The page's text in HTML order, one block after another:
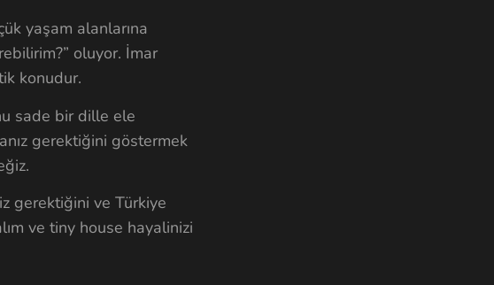
yaşam alanlarına
oluyor. İmar
konudur.
sade bir dille ele
gerektiğini göstermek
gerektiğini ve Türkiye
ve tiny house hayalinizi